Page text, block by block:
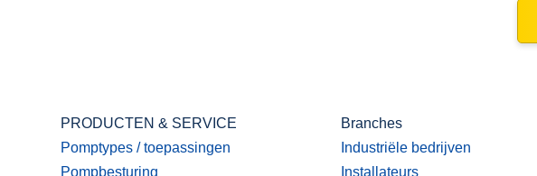
PRODUCTEN & SERVICE
Pomptypes / toepassingen
Pompbesturing
Branches
Industriële bedrijven
Installateurs